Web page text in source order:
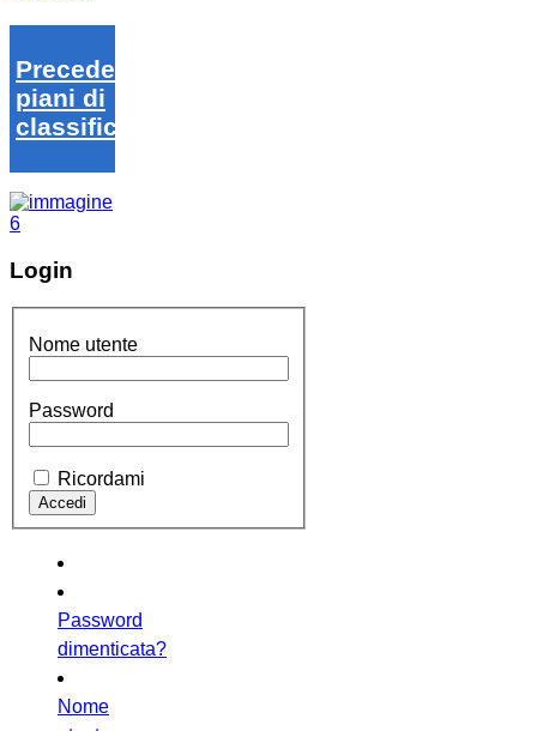
Precedenti
piani di
classifica
Login
Nome utente
Password
Ricordami
Password
dimenticata?
Nome